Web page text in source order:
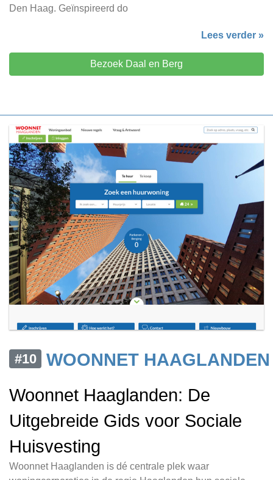
Den Haag. Geïnspireerd do
Lees verder »
Bezoek Daal en Berg
#10
WOONNET HAAGLANDEN
Woonnet Haaglanden: De
Uitgebreide Gids voor Sociale
Huisvesting
Woonnet Haaglanden is dé centrale plek waar